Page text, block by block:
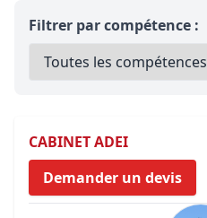
Filtrer par compétence :
CABINET ADEI
Demander un devis